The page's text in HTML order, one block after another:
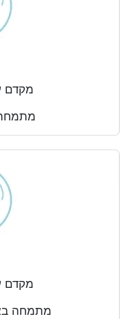
מקדם
מתמחה
מקדם
מתמחה